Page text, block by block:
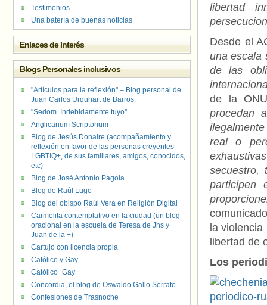
libertad
Desde el
una escala
de las
de la
procedan
real o
secuestro,
participen
la
libertad de
Los
Testimonios
Una batería de buenas noticias
Enlaces de Interés
Blogs Personales inclusivos
"Artículos para la reflexión" – Blog personal de
Juan Carlos Urquhart de Barros.
"Sedom. Indebidamente tuyo"
Anglicanum Scriptorium
Blog de Jesús Donaire (acompañamiento y
reflexión en favor de las personas creyentes
LGBTIQ+, de sus familiares, amigos, conocidos,
etc)
Blog de José Antonio Pagola
Blog de Raúl Lugo
Blog del obispo Raúl Vera en Religión Digital
Carmelita contemplativo en la ciudad (un blog
oracional en la escuela de Teresa de Jhs y
Juan de la +)
Cartujo con licencia propia
Católico y Gay
Católico+Gay
Concordia, el blog de Oswaldo Gallo Serrato
Confesiones de Trasnoche